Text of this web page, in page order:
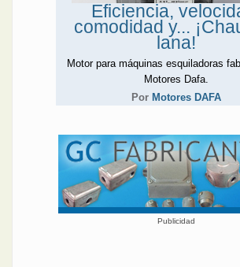
Eficiencia,
comodidad y...
lana!
Motor para máquinas esquiladoras
Motores Dafa.
Por Motores DAFA
Publicidad